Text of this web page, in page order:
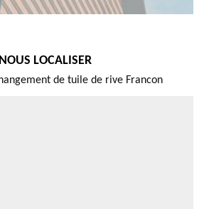
NOUS LOCALISER
de tuile de rive Francon